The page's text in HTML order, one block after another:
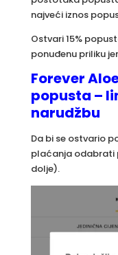
najveći iznos
Ostvari 15%
ponuđenu priliku
Forever
popusta –
narudžbu
Da bi se ostvario
plaćanja odabrati
dolje).